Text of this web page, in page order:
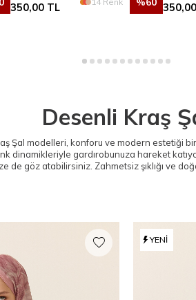
350,00 TL 350,00
Desenli Kraş
Şal modelleri, konforu ve modern estetiği
dinamikleriyle gardırobunuza hareket
de göz atabilirsiniz. Zahmetsiz şıklığı ve
YENI